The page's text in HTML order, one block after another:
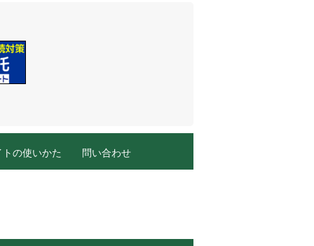
の使いかた 問い合わせ